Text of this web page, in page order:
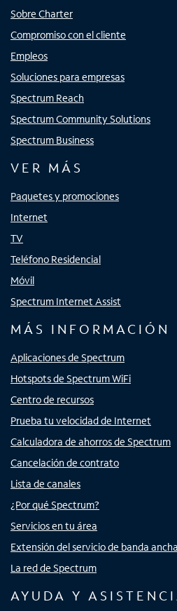
Sobre Charter
Compromiso con el cliente
Empleos
Soluciones para empresas
Spectrum Reach
Spectrum Community Solutions
Spectrum Business
VER MÁS
Paquetes y promociones
Internet
TV
Teléfono Residencial
Móvil
Spectrum Internet Assist
MÁS INFORMACIÓN
Aplicaciones de Spectrum
Hotspots de Spectrum WiFi
Centro de recursos
Prueba tu velocidad de Internet
Calculadora de ahorros de Spectrum
Cancelación de contrato
Lista de canales
¿Por qué Spectrum?
Servicios en tu área
Extensión del servicio de banda
La red de Spectrum
AYUDA Y